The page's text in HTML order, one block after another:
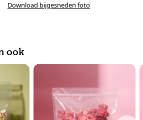
Download bijgesneden foto
ook